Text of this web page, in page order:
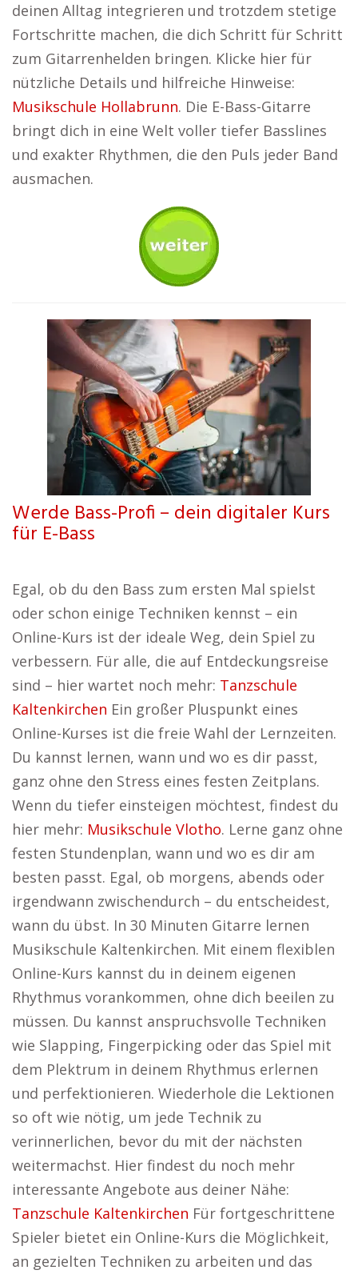
deinen Alltag integrieren und trotzdem stetige
Fortschritte machen, die dich Schritt für Schritt
zum Gitarrenhelden bringen. Klicke hier für
nützliche Details und hilfreiche Hinweise:
Musikschule Hollabrunn. Die E-Bass-Gitarre
bringt dich in eine Welt voller tiefer Basslines
und exakter Rhythmen, die den Puls jeder Band
ausmachen.
Werde Bass-Profi – dein digitaler Kurs
für E-Bass
Egal, ob du den Bass zum ersten Mal spielst
oder schon einige Techniken kennst – ein
Online-Kurs ist der ideale Weg, dein Spiel zu
verbessern. Für alle, die auf Entdeckungsreise
sind – hier wartet noch mehr: Tanzschule
Kaltenkirchen Ein großer Pluspunkt eines
Online-Kurses ist die freie Wahl der Lernzeiten.
Du kannst lernen, wann und wo es dir passt,
ganz ohne den Stress eines festen Zeitplans.
Wenn du tiefer einsteigen möchtest, findest du
hier mehr: Musikschule Vlotho. Lerne ganz ohne
festen Stundenplan, wann und wo es dir am
besten passt. Egal, ob morgens, abends oder
irgendwann zwischendurch – du entscheidest,
wann du übst. In 30 Minuten Gitarre lernen
Musikschule Kaltenkirchen. Mit einem flexiblen
Online-Kurs kannst du in deinem eigenen
Rhythmus vorankommen, ohne dich beeilen zu
müssen. Du kannst anspruchsvolle Techniken
wie Slapping, Fingerpicking oder das Spiel mit
dem Plektrum in deinem Rhythmus erlernen
und perfektionieren. Wiederhole die Lektionen
so oft wie nötig, um jede Technik zu
verinnerlichen, bevor du mit der nächsten
weitermachst. Hier findest du noch mehr
interessante Angebote aus deiner Nähe:
Tanzschule Kaltenkirchen Für fortgeschrittene
Spieler bietet ein Online-Kurs die Möglichkeit,
an gezielten Techniken zu arbeiten und das